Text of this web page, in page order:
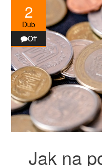
2
Dub
Off
Jak na